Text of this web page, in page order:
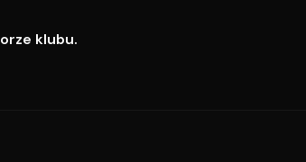
klubu.